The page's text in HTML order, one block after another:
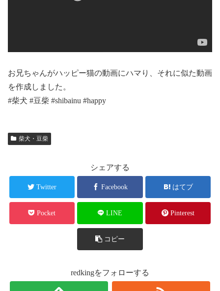
お兄ちゃんがハッピー猫の動画にハマり、それに似た動画
を作成しました。
#柴犬 #豆柴 #shibainu #happy
柴犬・豆柴
シェアする
Twitter Facebook はてブ
Pocket LINE Pinterest
コピー
redkingをフォローする